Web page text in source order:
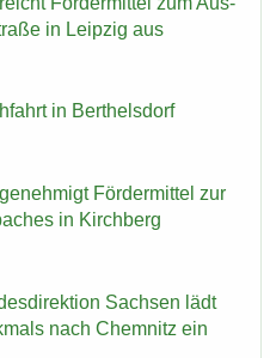
in Leip­zig aus
in Bert­hels­dorf
För­der­mit­tel zur
in Kirch­berg
Sach­sen lädt
nach Chem­nitz ein